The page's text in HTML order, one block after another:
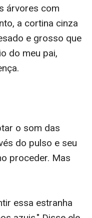
árvores com
a cortina cinza
e grosso que
do meu pai,
o som das
do pulso e seu
proceder. Mas
essa estranha